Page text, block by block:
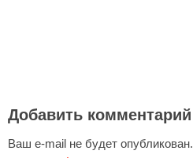
Добавить комментарий
Ваш e-mail не будет опубликован.